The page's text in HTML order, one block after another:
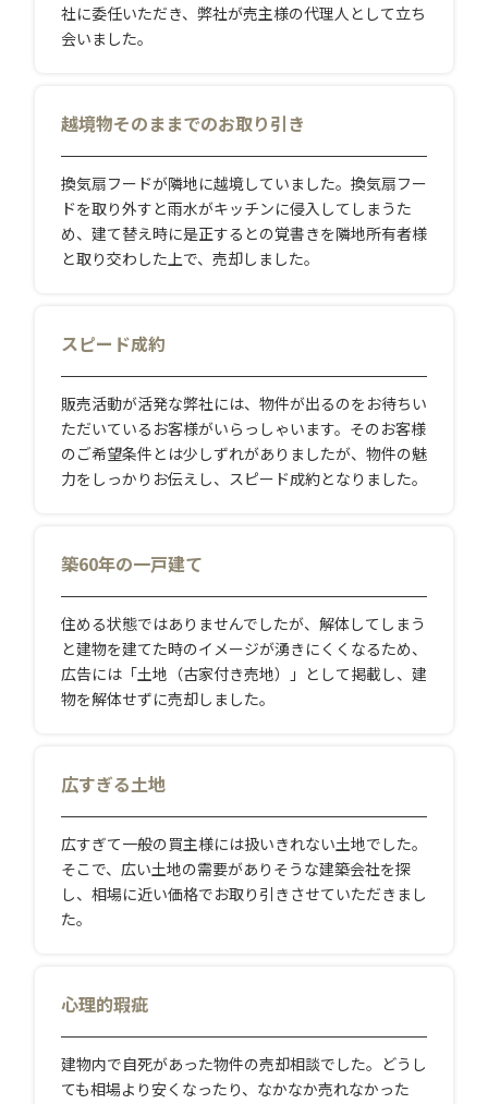
社に委任いただき、弊社が売主様の代理人として立ち
会いました。
越境物そのままでのお取り引き
換気扇フードが隣地に越境していました。換気扇フー
ドを取り外すと雨水がキッチンに侵入してしまうた
め、建て替え時に是正するとの覚書きを隣地所有者様
と取り交わした上で、売却しました。
スピード成約
販売活動が活発な弊社には、物件が出るのをお待ちい
ただいているお客様がいらっしゃいます。そのお客様
のご希望条件とは少しずれがありましたが、物件の魅
力をしっかりお伝えし、スピード成約となりました。
築60年の一戸建て
住める状態ではありませんでしたが、解体してしまう
と建物を建てた時のイメージが湧きにくくなるため、
広告には「土地（古家付き売地）」として掲載し、建
物を解体せずに売却しました。
広すぎる土地
広すぎて一般の買主様には扱いきれない土地でした。
そこで、広い土地の需要がありそうな建築会社を探
し、相場に近い価格でお取り引きさせていただきまし
た。
心理的瑕疵
建物内で自死があった物件の売却相談でした。どうし
ても相場より安くなったり、なかなか売れなかった